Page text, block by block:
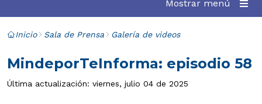
Mostrar menú
Inicio Sala de Prensa Galería de videos
MindeporTeInforma: episodio 58
Última actualización: viernes, julio 04 de 2025